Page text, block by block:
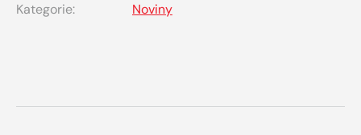
Kategorie:
Noviny